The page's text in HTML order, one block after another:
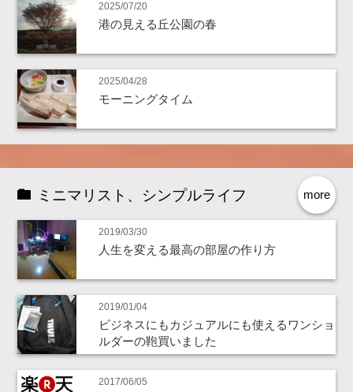
2025/07/20
港の見える丘公園の春
2025/04/28
モーニングタイム
more
ミニマリスト、シンプルライフ
2019/03/30
人生を変える最高の部屋の作り方
2019/01/04
ビジネスにもカジュアルにも使えるワンショ
ルダーの鞄買いました
2017/06/05